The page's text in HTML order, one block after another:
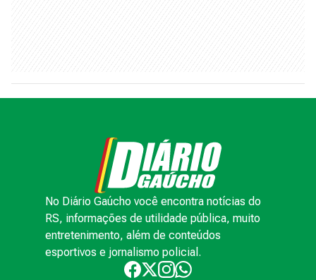
No Diário Gaúcho você encontra notícias do
RS, informações de utilidade pública, muito
entretenimento, além de conteúdos
esportivos e jornalismo policial.